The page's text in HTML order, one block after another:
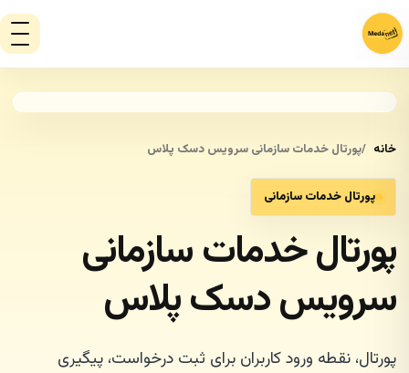
خانه پورتال خدمات سازمانی سرویس دسک پلاس
پورتال خدمات سازمانی
پورتال خدمات سازمانی
سرویس دسک پلاس
پورتال، نقطه ورود کاربران برای ثبت درخواست، پیگیری